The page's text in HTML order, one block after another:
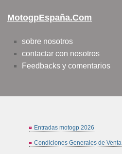
MotogpEspaña.com
sobre nosotros
contactar con nosotros
Feedbacks y comentarios
Entradas motogp 2026
Condiciones Generales de Venta